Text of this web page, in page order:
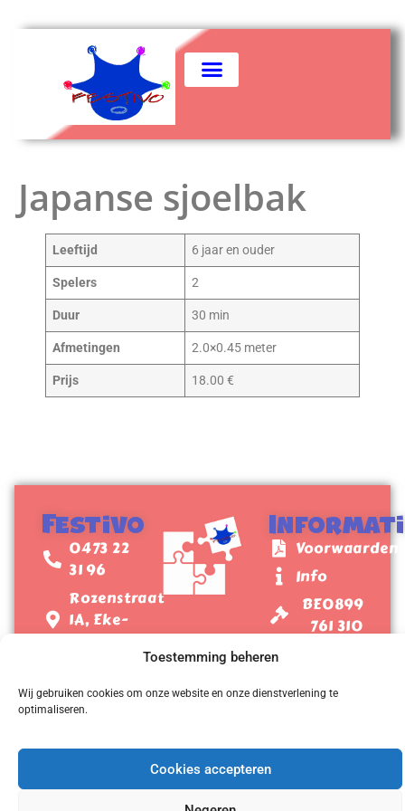
Toestemming beheren
Wij gebruiken cookies om onze website en onze dienstverlening te
optimaliseren.
Cookies accepteren
Japanse sjoelbak
Leeftijd 6 jaar en ouder
Spelers 2
Duur 30 min
Afmetingen 2.0×0.45 meter
Prijs 18.00 €
Festivo
0473 22
31 96
Rozenstraat
1A, Eke-
Nazareth
Voorwaarden
Info
BE0899
761 310